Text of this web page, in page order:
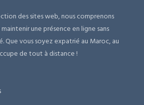
des sites web, nous comprenons
une présence en ligne sans
Que vous soyez expatrié au Maroc, au
de tout à distance !